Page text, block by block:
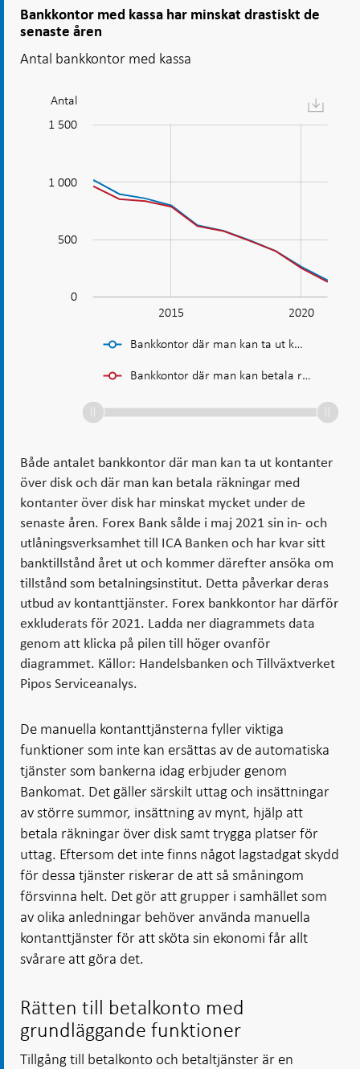
Bankkontor med kassa har minskat drastiskt de
senaste åren
Antal bankkontor med kassa
Diagram:
Bankkontor
Antal
0
500
1 500
1 000
2015 2020
Bankkontor där man kan ta ut k…
Bankkontor där man kan betala r…
Både antalet bankkontor där man kan ta ut kontanter
över disk och där man kan betala räkningar med
kontanter över disk har minskat mycket under de
senaste åren. Forex Bank sålde i maj 2021 sin in- och
utlåningsverksamhet till ICA Banken och har kvar sitt
banktillstånd året ut och kommer därefter ansöka om
tillstånd som betalningsinstitut. Detta påverkar deras
utbud av kontanttjänster. Forex bankkontor har därför
exkluderats för 2021. Ladda ner diagrammets data
genom att klicka på pilen till höger ovanför
diagrammet. Källor: Handelsbanken och Tillväxtverket
Pipos Serviceanalys.
De manuella kontanttjänsterna fyller viktiga
funktioner som inte kan ersättas av de automatiska
tjänster som bankerna idag erbjuder genom
Bankomat. Det gäller särskilt uttag och insättningar
av större summor, insättning av mynt, hjälp att
betala räkningar över disk samt trygga platser för
uttag. Eftersom det inte finns något lagstadgat skydd
för dessa tjänster riskerar de att så småningom
försvinna helt. Det gör att grupper i samhället som
av olika anledningar behöver använda manuella
kontanttjänster för att sköta sin ekonomi får allt
svårare att göra det.
Rätten till betalkonto med
grundläggande funktioner
Tillgång till betalkonto och betaltjänster är en